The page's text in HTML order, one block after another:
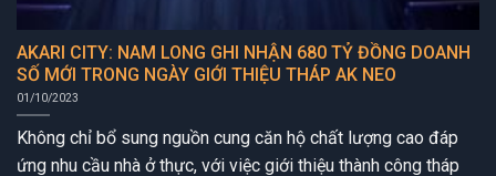
AKARI CITY: NAM LONG GHI NHẬN 680 TỶ ĐỒNG DOANH
SỐ MỚI TRONG NGÀY GIỚI THIỆU THÁP AK NEO
01/10/2023
Không chỉ bổ sung nguồn cung căn hộ chất lượng cao đáp
ứng nhu cầu nhà ở thực, với việc giới thiệu thành công tháp